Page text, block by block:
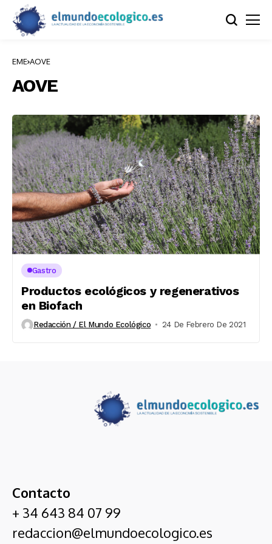
EME AOVE
AOVE
Gastro
Productos ecológicos y regenerativos
en Biofach
Redacción / El Mundo Ecológico 24 De Febrero De 2021
Contacto
+ 34 643 84 07 99
redaccion@elmundoecologico.es